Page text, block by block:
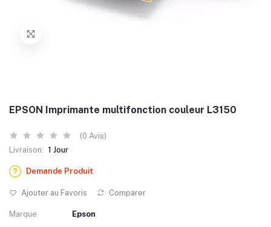
EPSON Imprimante multifonction couleur L3150
(0 Avis)
Livraison: 1 Jour
Demande Produit
Ajouter au Favoris Comparer
Marque Epson